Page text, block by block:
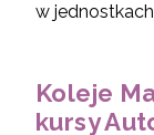
w
Koleje
kursy